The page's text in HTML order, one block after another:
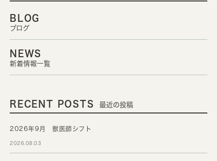
BLOG
ブログ
NEWS
新着情報一覧
RECENT POSTS 最近の投稿
2026年9月 獣医師シフト
2026.08.03